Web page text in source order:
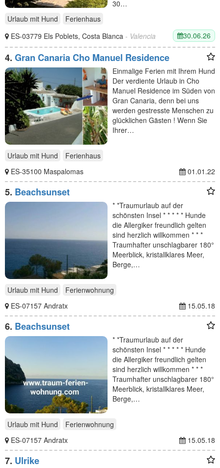
30…
Urlaub mit Hund
Ferienhaus
ES-03779 Els Poblets, Costa Blanca - Valencia 30.06.26
4. Gran Canaria Cho Manuel Residence
Einmalige Ferien mit Ihrem Hund
Der verdiente Urlaub in Cho
Manuel Residence im Süden von
Gran Canaria, denn bei uns
werden gestresste Menschen zu
glücklichen Gästen ! Wenn Sie
Ihrer…
Urlaub mit Hund
Ferienhaus
ES-35100 Maspalomas
01.01.22
5. Beachsunset
* *Traumurlaub auf der
schönsten Insel * * * * * Hunde
die Allergiker freundlich gelten
sind herzlich willkommen * * *
Traumhafter unschlagbarer 180°
Meerblick, kristallklares Meer,
Berge,…
Urlaub mit Hund
Ferienwohnung
ES-07157 Andratx
15.05.18
6. Beachsunset
* *Traumurlaub auf der
schönsten Insel * * * * * Hunde
die Allergiker freundlich gelten
sind herzlich willkommen * * *
Traumhafter unschlagbarer 180°
Meerblick, kristallklares Meer,
Berge,…
Urlaub mit Hund
Ferienwohnung
ES-07157 Andratx
15.05.18
7. Ulrike